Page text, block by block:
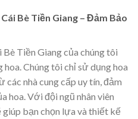
Bè Tiền Giang – Đảm Bảo
Tiền Giang của chúng tôi
Chúng tôi chỉ sử dụng hoa
nhà cung cấp uy tín, đảm
hoa. Với đội ngũ nhân viên
giúp bạn chọn lựa và thiết kế